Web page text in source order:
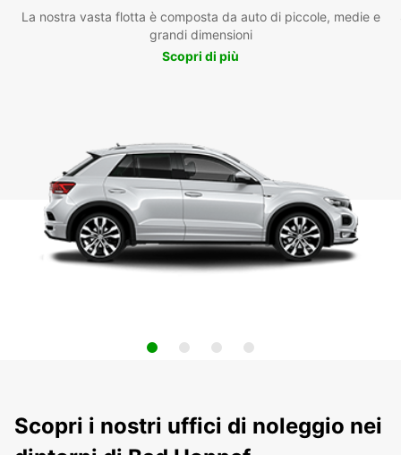
La nostra vasta flotta è composta da auto di piccole, medie e
grandi dimensioni
Scopri di più
Scopri i nostri uffici di noleggio nei